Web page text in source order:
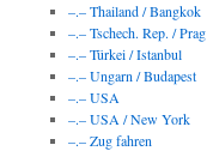
–.– Thailand / Bangkok
–.– Tschech. Rep. / Prag
–.– Türkei / Istanbul
–.– Ungarn / Budapest
–.– USA
–.– USA / New York
–.– Zug fahren